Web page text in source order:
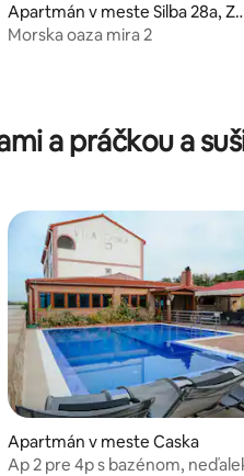
4,88 z 5, počet
Apartmán v meste Silba 28a,
arska županija
Morska oaza mira 2
a práčkou a
4,89 z 5, počet
Apartmán v meste Caska
Ap 2 pre 4p s bazénom,